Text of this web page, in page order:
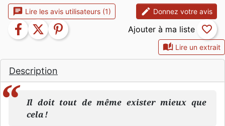
auto_stories Lire un extrait
Description
Il doit tout de même exister mieux que
cela !
chat Lire les avis utilisateurs (1) edit Donnez votre avis
facebook twitter pinterest favorite_border